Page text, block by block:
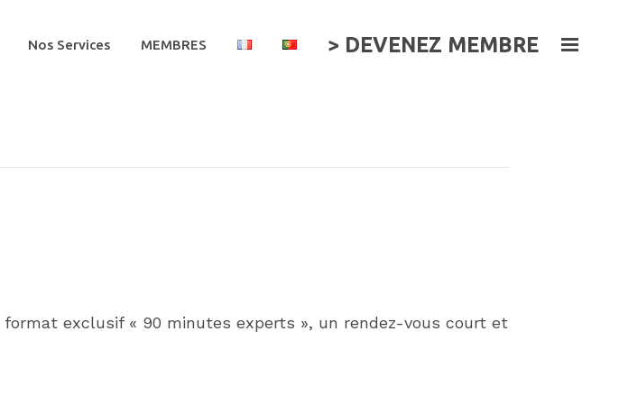
> DEVENEZ MEMBRE
Nos Services MEMBRES
exclusif « 90 minutes experts », un rendez-vous court et